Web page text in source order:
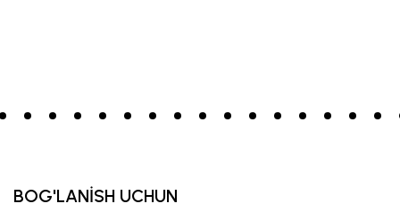
BOG'LANİSH UCHUN